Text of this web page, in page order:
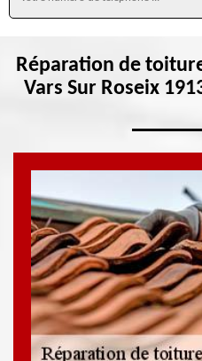
Réparation de
Vars Sur Roseix